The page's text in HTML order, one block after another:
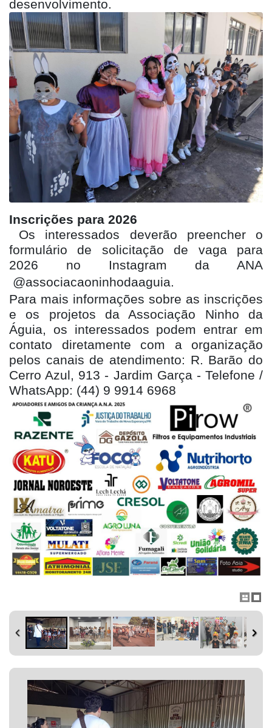
desenvolvimento.
Inscrições para 2026
Os interessados deverão preencher o
formulário de solicitação de vaga para
2026 no Instagram da ANA
@associacaoninhodaaguia.
Para mais informações sobre as inscrições
e os projetos da Associação Ninho da
Águia, os interessados podem entrar em
contato diretamente com a organização
pelos canais de atendimento: R. Barão do
Cerro Azul, 913 - Jardim Garça - Telefone /
WhatsApp: (44) 9 9914 6968